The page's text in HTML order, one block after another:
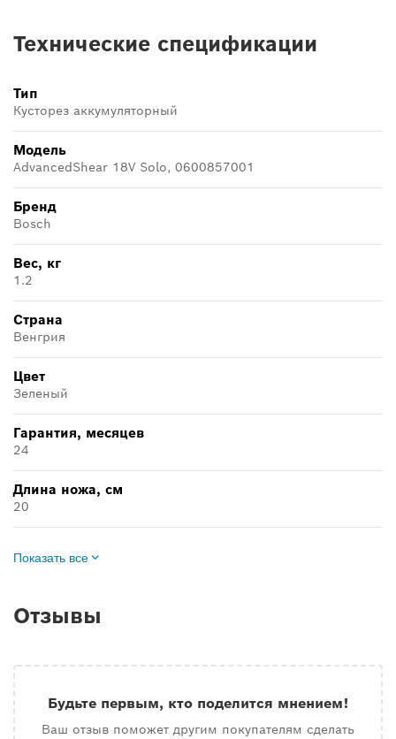
Технические спецификации
Тип
Кусторез аккумуляторный
Модель
AdvancedShear 18V Solo, 0600857001
Бренд
Bosch
Вес, кг
1.2
Страна
Венгрия
Цвет
Зеленый
Гарантия, месяцев
24
Длина ножа, см
20
Показать все
Отзывы
Будьте первым, кто поделится мнением!
Ваш отзыв поможет другим покупателям сделать